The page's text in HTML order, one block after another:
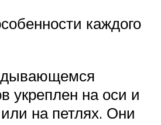
каждого
укреплен на оси и
на петлях. Они